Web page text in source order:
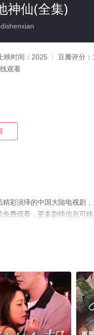
神仙(全集)
上映时间： 2025 豆瓣评分：
观看
彩演绎的中国大陆电视剧
费观看，更多剧情信息可